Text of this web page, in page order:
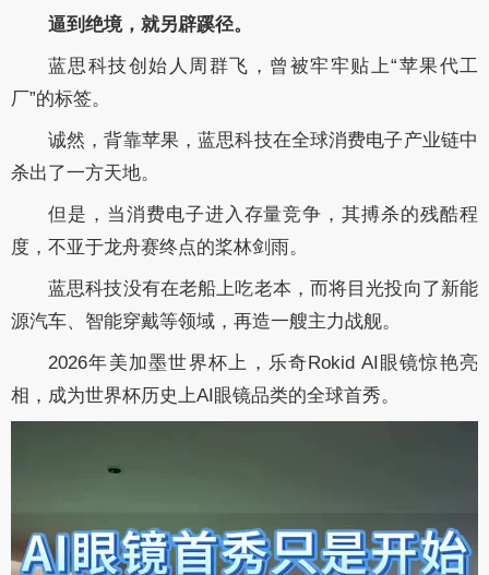
逼到绝境，就另辟蹊径。
蓝思科技创始人周群飞，曾被牢牢贴上“苹果代工
厂”的标签。
诚然，背靠苹果，蓝思科技在全球消费电子产业链中
杀出了一方天地。
但是，当消费电子进入存量竞争，其搏杀的残酷程
度，不亚于龙舟赛终点的桨林剑雨。
蓝思科技没有在老船上吃老本，而将目光投向了新能
源汽车、智能穿戴等领域，再造一艘主力战舰。
2026年美加墨世界杯上，乐奇Rokid AI眼镜惊艳亮
相，成为世界杯历史上AI眼镜品类的全球首秀。